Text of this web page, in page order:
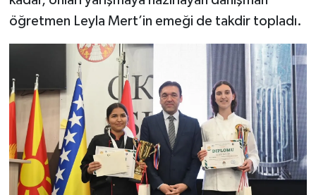
öğretmen Leyla Mert’in emeği de takdir topladı.